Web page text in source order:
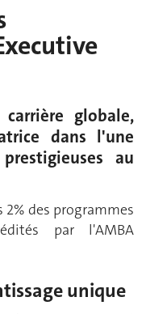
globale,
dans l'une
au
2% des programmes
par l'AMBA
unique